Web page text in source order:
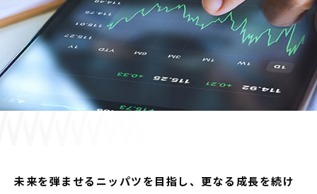
サステナビリティ
株主・投資家情報
採用情報
未来を弾ませるニッパツを目指し、更なる成長を続け